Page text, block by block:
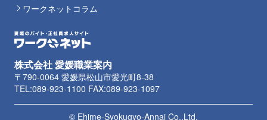
ワークネットコラム
株式会社 愛媛職業案内
〒790-0064 愛媛県松山市愛光町8-38
TEL:089-923-1100 FAX:089-923-1097
© Ehime-Syokugyo-Annai Co.,Ltd.